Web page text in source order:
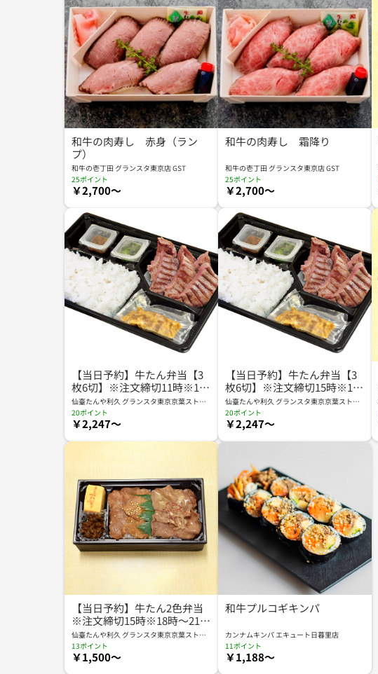
和牛の肉寿し 赤身（ラン
プ）
和牛の壱丁田 グランスタ東京店 GST
25ポイント
￥2,700～
和牛の肉寿し 霜降り
和牛の壱丁田 グランスタ東京店 GST
25ポイント
￥2,700～
【当日予約】牛たん弁当【3
枚6切】※注文締切11時※11
時半～18時受取
仙臺たんや利久 グランスタ東京京葉ストリ
ート店 KYS
20ポイント
￥2,247～
【当日予約】牛たん弁当【3
枚6切】※注文締切15時※18
時～21時受取
仙臺たんや利久 グランスタ東京京葉ストリ
ート店 KYS
20ポイント
￥2,247～
【当日予約】牛たん2色弁当
※注文締切15時※18時～21時
受取
仙臺たんや利久 グランスタ東京京葉ストリ
ート店 KYS
13ポイント
￥1,500～
和牛プルコギキンパ
カンナムキンパ エキュート日暮里店
11ポイント
￥1,188～